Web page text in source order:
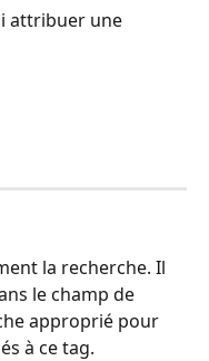
attribuer une
la recherche. Il
le champ de
approprié pour
à ce tag.